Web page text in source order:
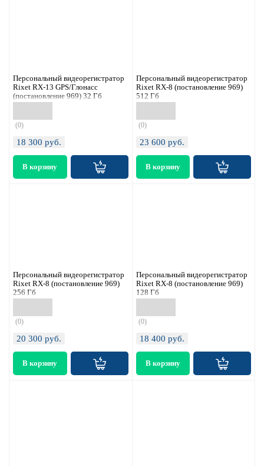
Персональный видеорегистратор
Rixet RX-13 GPS/Глонасс
(постановление 969) 32 Гб
(0)
18 300 руб.
Персональный видеорегистратор
Rixet RX-8 (постановление 969)
512 Гб
(0)
23 600 руб.
Персональный видеорегистратор
Rixet RX-8 (постановление 969)
256 Гб
(0)
20 300 руб.
Персональный видеорегистратор
Rixet RX-8 (постановление 969)
128 Гб
(0)
18 400 руб.